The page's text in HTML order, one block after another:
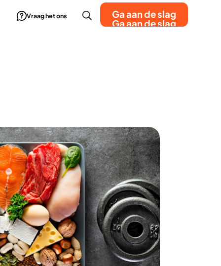
Vraag het ons
Ga aan de slag
Ga aan de slag